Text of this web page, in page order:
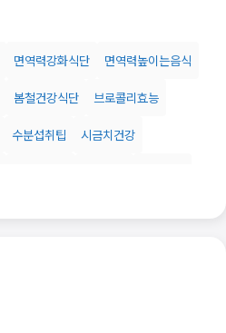
면역력강화식단 면역력높이는음식
봄철건강식단 브로콜리효능
수분섭취팁 시금치건강